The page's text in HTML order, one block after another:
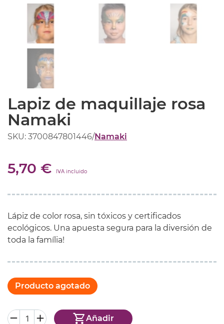
Lapiz de maquillaje rosa
Namaki
SKU: 3700847801446/Namaki
5,70 € IVA incluido
Lápiz de color rosa, sin tóxicos y certificados
ecológicos. Una apuesta segura para la diversión de
toda la família!
Producto agotado
Añadir